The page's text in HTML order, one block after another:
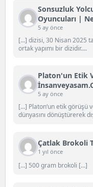
Sonsuzluk
Oyuncuları |
5 ay önce
[…] dizisi, 30 Nisan 2025
ortak yapımı bir dizidir....
Platon'un Etik
5 ay önce
[…] Platon‘un etik görüşü
dünyasını dönüştürerek
Çatlak Brokoli
1 yıl önce
[…] 500 gram brokoli […]